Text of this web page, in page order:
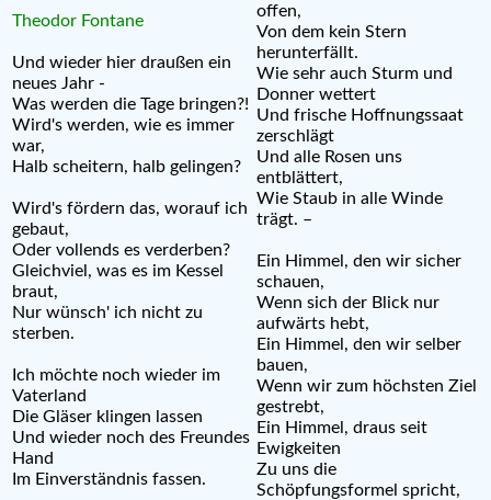
Theodor Fontane
Und wieder hier draußen ein
neues Jahr -
Was werden die Tage bringen?!
Wird's werden, wie es immer
war,
Halb scheitern, halb gelingen?
Wird's fördern das, worauf ich
gebaut,
Oder vollends es verderben?
Gleichviel, was es im Kessel
braut,
Nur wünsch' ich nicht zu
sterben.
Ich möchte noch wieder im
Vaterland
Die Gläser klingen lassen
Und wieder noch des Freundes
Hand
Im Einverständnis fassen.
offen,
Von dem kein Stern
herunterfällt.
Wie sehr auch Sturm und
Donner wettert
Und frische Hoffnungssaat
zerschlägt
Und alle Rosen uns
entblättert,
Wie Staub in alle Winde
trägt. –
Ein Himmel, den wir sicher
schauen,
Wenn sich der Blick nur
aufwärts hebt,
Ein Himmel, den wir selber
bauen,
Wenn wir zum höchsten Ziel
gestrebt,
Ein Himmel, draus seit
Ewigkeiten
Zu uns die
Schöpfungsformel spricht,